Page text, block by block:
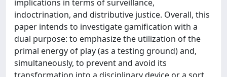
implications in terms of surveillance,
indoctrination, and distributive justice. Overall, this
paper intends to investigate gamification with a
dual purpose: to emphasize the utilization of the
primal energy of play (as a testing ground) and,
simultaneously, to prevent and avoid its